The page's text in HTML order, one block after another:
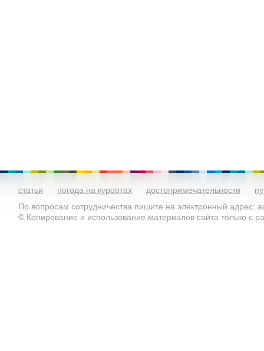
статьи погода на курортах достопримечательности
По вопросам сотрудничества пишите на электронный адрес:
© Копирование и использование материалов сайта только с